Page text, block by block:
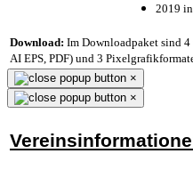
2019
Download: Im Downloadpaket sind 4
AI EPS, PDF) und 3
×
×